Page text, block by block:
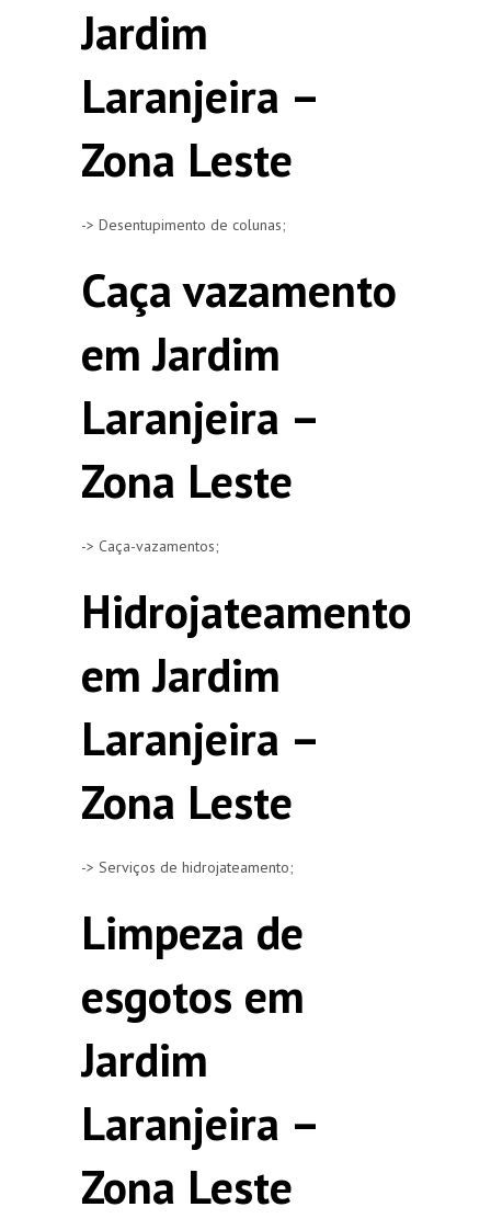
Jardim
Laranjeira –
Zona Leste
-> Desentupimento de colunas;
Caça vazamento
em Jardim
Laranjeira –
Zona Leste
-> Caça-vazamentos;
Hidrojateamento
em Jardim
Laranjeira –
Zona Leste
-> Serviços de hidrojateamento;
Limpeza de
esgotos em
Jardim
Laranjeira –
Zona Leste